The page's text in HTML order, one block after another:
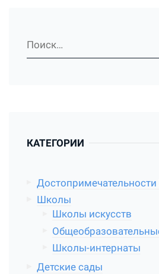
КАТЕГОРИИ
Достопримечательности
Школы
Школы искусств
Школы-интернаты
Детские сады